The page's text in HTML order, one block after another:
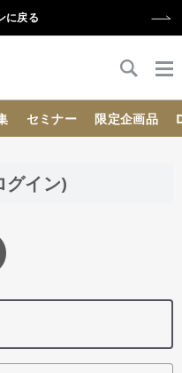
に戻る
セミナー 限定企画品
グイン)